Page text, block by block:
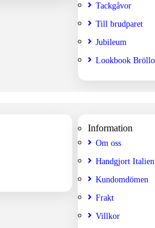
Tackgåvor
Till brudparet
Jubileum
Lookbook
Information
Om oss
Handgjort
Kundomdömen
Frakt
Villkor